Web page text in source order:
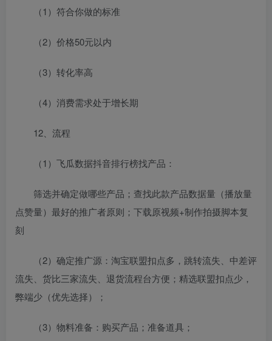
（1）符合你做的标准
（2）价格50元以内
（3）转化率高
（4）消费需求处于增长期
12、流程
（1）飞瓜数据抖音排行榜找产品：
筛选并确定做哪些产品；查找此款产品数据量（播放量
点赞量）最好的推广者原则；下载原视频+制作拍摄脚本复
刻
（2）确定推广源：淘宝联盟扣点多，跳转流失、中差评
流失、货比三家流失、退货流程台方便；精选联盟扣点少，
弊端少（优先选择）；
（3）物料准备：购买产品；准备道具；